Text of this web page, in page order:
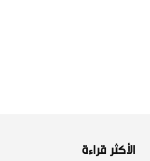
الأكثر قراءة